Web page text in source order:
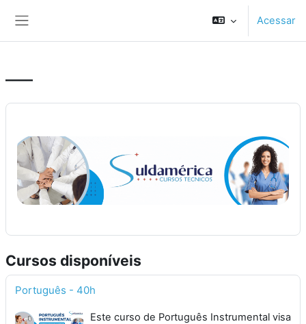
Acessar
Cursos disponíveis
Português - 40h
Este curso de Português Instrumental visa